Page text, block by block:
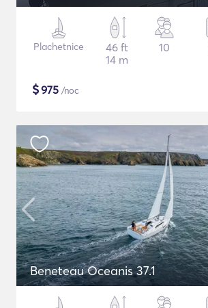
Plachetnice
46 ft
14 m
10
$975 /noc
Beneteau Oceanis 37.1